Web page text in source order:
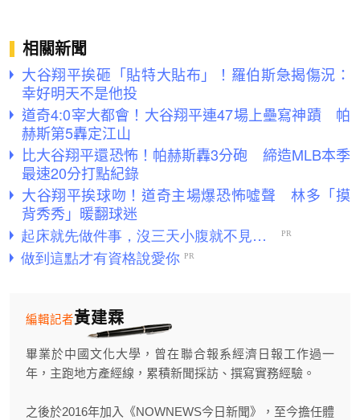
相關新聞
大谷翔平挨砸「貼特大貼布」！羅伯斯急揭傷況：
幸好明天不是他投
道奇4:0宰大都會！大谷翔平連47場上壘寫神蹟 帕
赫斯第5轟定江山
比大谷翔平還恐怖！帕赫斯轟3分砲 締造MLB本季
最速20分打點紀錄
大谷翔平挨球吻！道奇主場爆恐怖噓聲 林多「摸
背秀秀」暖翻球迷
黃建霖
編輯記者
畢業於中國文化大學，曾在聯合報系經濟日報工作過一
年，主跑地方產經線，累積新聞採訪、撰寫實務經驗。
之後於2016年加入《NOWNEWS今日新聞》，至今擔任體